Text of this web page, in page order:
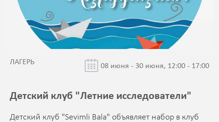
ЛАГЕРЬ 08 июня - 30 июня, 12:00 - 17:00
Детский клуб "Летние исследователи"
Детский клуб "Sevimli Bala" объявляет набор в клуб